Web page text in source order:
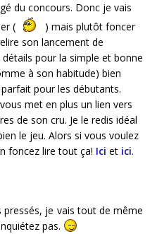
du concours. Donc je vais
(
) mais plutôt foncer
son lancement de
pour la simple et bonne
à son habitude) bien
pour les débutants.
met en plus un lien vers
de son cru. Je le redis idéal
le jeu. Alors si vous voulez
foncez lire tout ça! Ici et ici.
je vais tout de même
pas.